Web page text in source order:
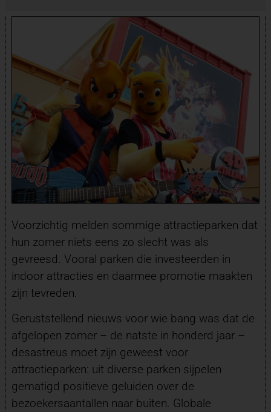
Voorzichtig melden sommige attractieparken dat
hun zomer niets eens zo slecht was als
gevreesd. Vooral parken die investeerden in
indoor attracties en daarmee promotie maakten
zijn tevreden.
Geruststellend nieuws voor wie bang was dat de
afgelopen zomer – de natste in honderd jaar –
desastreus moet zijn geweest voor
attractieparken: uit diverse parken sijpelen
gematigd positieve geluiden over de
bezoekersaantallen naar buiten. Globale